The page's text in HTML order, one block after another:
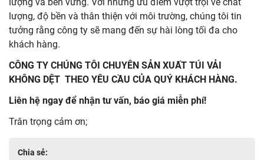
lượng, độ bền và thân thiện với môi trường, chúng tôi tin
tưởng rằng công ty sẽ mang đến sự hài lòng tối đa cho
khách hàng.
CÔNG TY CHÚNG TÔI CHUYÊN SẢN XUẤT TÚI VẢI
KHÔNG DỆT THEO YÊU CẦU CỦA QUÝ KHÁCH HÀNG.
Liên hệ ngay để nhận tư vấn, báo giá miễn phí!
Trân trọng cảm ơn;
Chia sẻ: